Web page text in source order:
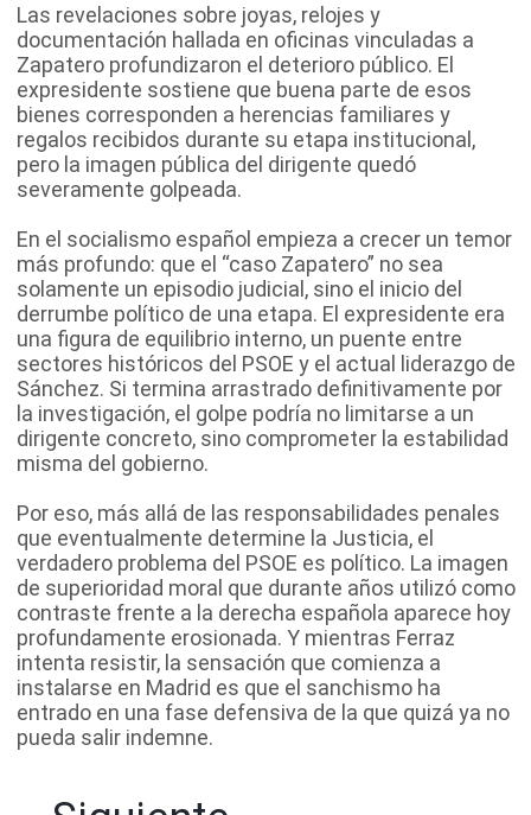
Las revelaciones sobre joyas, relojes y
documentación hallada en oficinas vinculadas a
Zapatero profundizaron el deterioro público. El
expresidente sostiene que buena parte de esos
bienes corresponden a herencias familiares y
regalos recibidos durante su etapa institucional,
pero la imagen pública del dirigente quedó
severamente golpeada.
En el socialismo español empieza a crecer un temor
más profundo: que el “caso Zapatero” no sea
solamente un episodio judicial, sino el inicio del
derrumbe político de una etapa. El expresidente era
una figura de equilibrio interno, un puente entre
sectores históricos del PSOE y el actual liderazgo de
Sánchez. Si termina arrastrado definitivamente por
la investigación, el golpe podría no limitarse a un
dirigente concreto, sino comprometer la estabilidad
misma del gobierno.
Por eso, más allá de las responsabilidades penales
que eventualmente determine la Justicia, el
verdadero problema del PSOE es político. La imagen
de superioridad moral que durante años utilizó como
contraste frente a la derecha española aparece hoy
profundamente erosionada. Y mientras Ferraz
intenta resistir, la sensación que comienza a
instalarse en Madrid es que el sanchismo ha
entrado en una fase defensiva de la que quizá ya no
pueda salir indemne.